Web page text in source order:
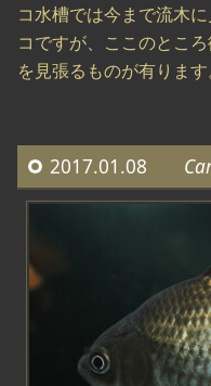
コ水槽では今まで流木
コですが、ここのとこ
を見張るものが有ります
2017.01.08